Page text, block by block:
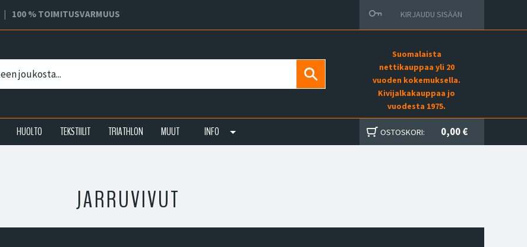
100 % TOIMITUSVARMUUS KIRJAUDU SISÄÄN
Suomalaista
nettikauppaa yli 20
vuoden kokemuksella.
Kivijalkakauppaa jo
vuodesta 1975.
HUOLTO TEKSTIILIT TRIATHLON MUUT INFO OSTOSKORI: 0,00 €
JARRUVIVUT